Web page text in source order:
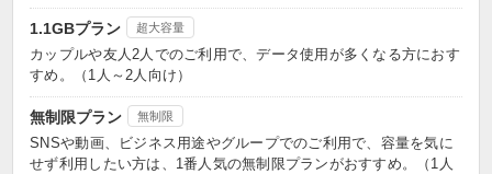
1.1GBプラン 超大容量
カップルや友人2人でのご利用で、データ使用が多くなる方におす
すめ。（1人～2人向け）
無制限プラン 無制限
SNSや動画、ビジネス用途やグループでのご利用で、容量を気に
せず利用したい方は、1番人気の無制限プランがおすすめ。（1人